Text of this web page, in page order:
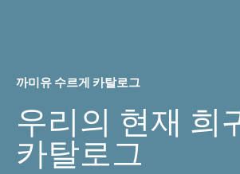
까미유 수르게 카탈로그
우리의 현재 희
카탈로그